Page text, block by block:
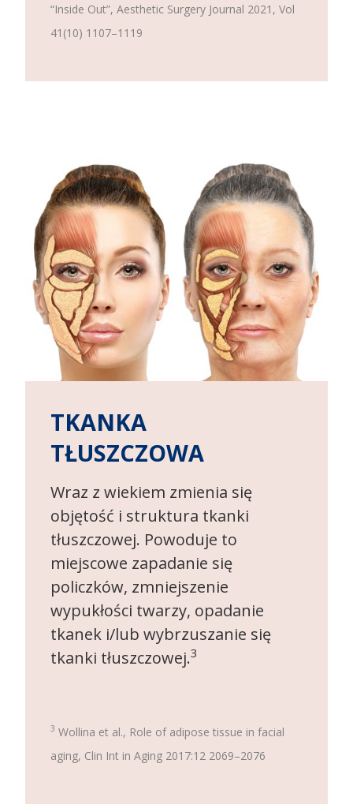
“Inside Out”, Aesthetic Surgery Journal 2021, Vol
41(10) 1107–1119
TKANKA
TŁUSZCZOWA
Wraz z wiekiem zmienia się
objętość i struktura tkanki
tłuszczowej. Powoduje to
miejscowe zapadanie się
policzków, zmniejszenie
wypukłości twarzy, opadanie
tkanek i/lub wybrzuszanie się
tkanki tłuszczowej.3
3 Wollina et al., Role of adipose tissue in facial
aging, Clin Int in Aging 2017:12 2069–2076